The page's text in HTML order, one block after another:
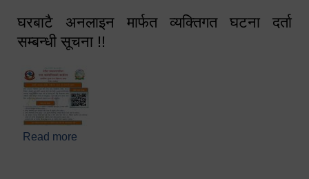
घरबाटै अनलाइन मार्फत व्यक्तिगत घटना दर्ता
सम्बन्धी सूचना !!
Read more